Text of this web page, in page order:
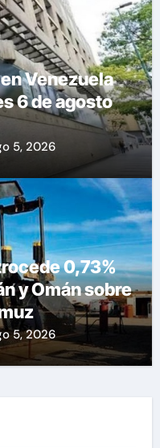
Venezuela
6 de agosto
5, 2026
0,73%
y Omán sobre
5, 2026